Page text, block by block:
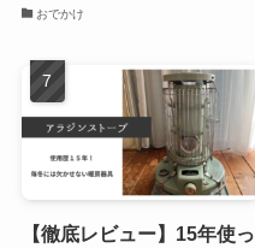
おでかけ
【徹底レビュー】15年使っ